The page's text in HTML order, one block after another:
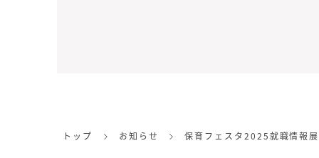
トップ お知らせ 保育フェスタ2025就職情報展